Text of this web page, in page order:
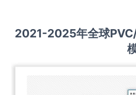
2021-2025年全球